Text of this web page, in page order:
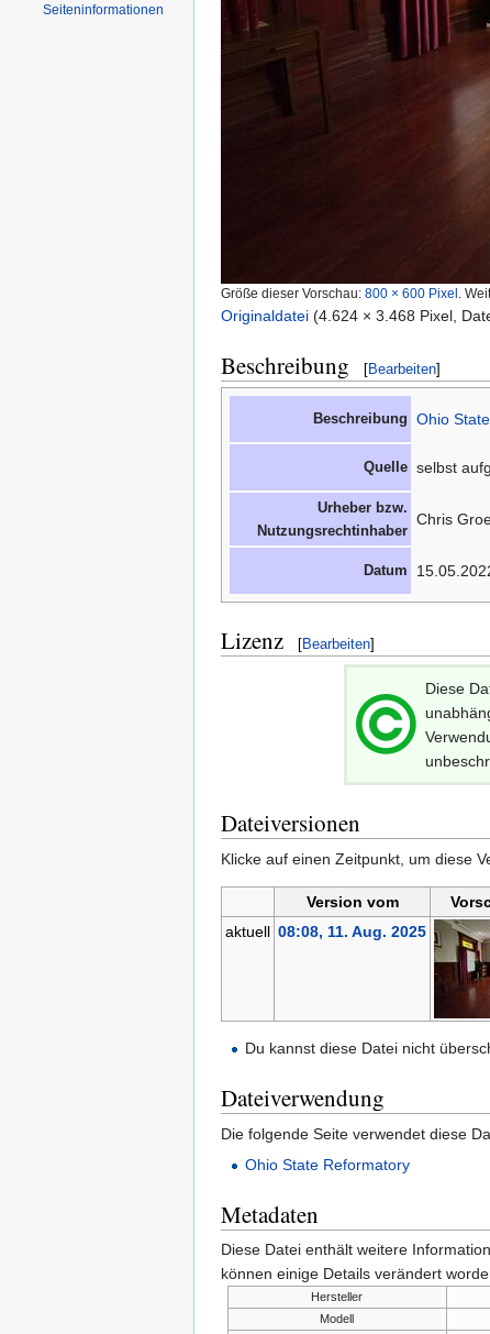
Größe dieser Vorschau: 800 × 600 Pixel
Originaldatei (4.624 × 3.468 Pixel,
Beschreibung [Bearbeiten]
Beschreibung Ohio
Quelle selbst
Urheber bzw.
Nutzungsrechtinhaber
Chris
Datum
Lizenz [Bearbeiten]
Diese
Dateiversionen
Klicke auf einen Zeitpunkt, um diese
Version vom
aktuell 08:08, 11. Aug. 2025
Du kannst diese Datei nicht
Dateiverwendung
Die folgende Seite verwendet diese
Ohio State Reformatory
Metadaten
Diese Datei enthält weitere
können einige Details verändert
Hersteller
Modell
Seiteninformationen